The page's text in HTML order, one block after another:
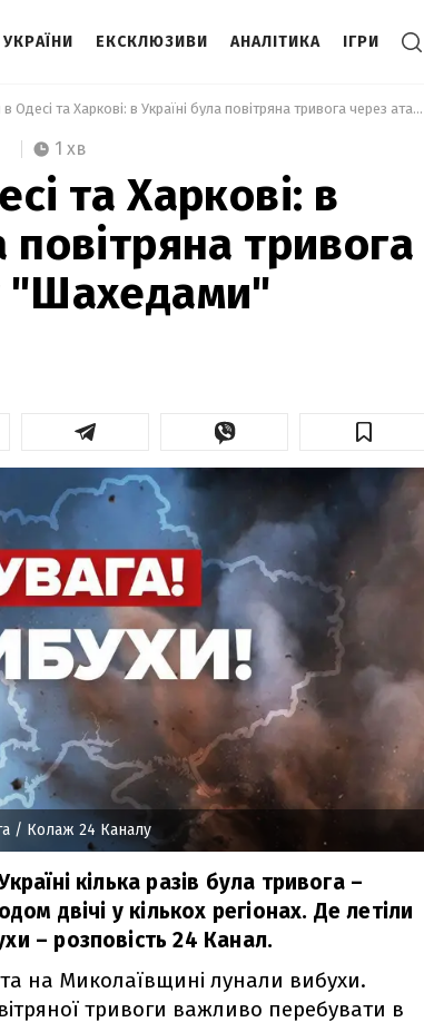
ЕКСКЛЮЗИВИ АНАЛІТИКА ІГРИ
Вибухи в Одесі та Харкові: в Україні була повітряна тривога через атаку "Шахедами"
1 хв
та Харкові: в
повітряна тривога
"Шахедами"
/ Колаж 24 Каналу
кілька разів була тривога –
двічі у кількох регіонах. Де летіли
– розповість 24 Канал.
на Миколаївщині лунали вибухи.
тривоги важливо перебувати в